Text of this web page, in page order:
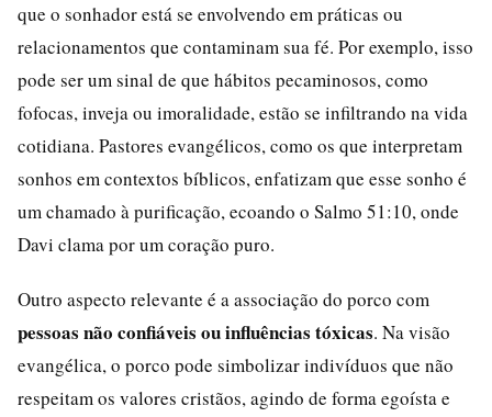
que o sonhador está se envolvendo em práticas ou
relacionamentos que contaminam sua fé. Por exemplo, isso
pode ser um sinal de que hábitos pecaminosos, como
fofocas, inveja ou imoralidade, estão se infiltrando na vida
cotidiana. Pastores evangélicos, como os que interpretam
sonhos em contextos bíblicos, enfatizam que esse sonho é
um chamado à purificação, ecoando o Salmo 51:10, onde
Davi clama por um coração puro.
Outro aspecto relevante é a associação do porco com
pessoas não confiáveis ou influências tóxicas. Na visão
evangélica, o porco pode simbolizar indivíduos que não
respeitam os valores cristãos, agindo de forma egoísta e